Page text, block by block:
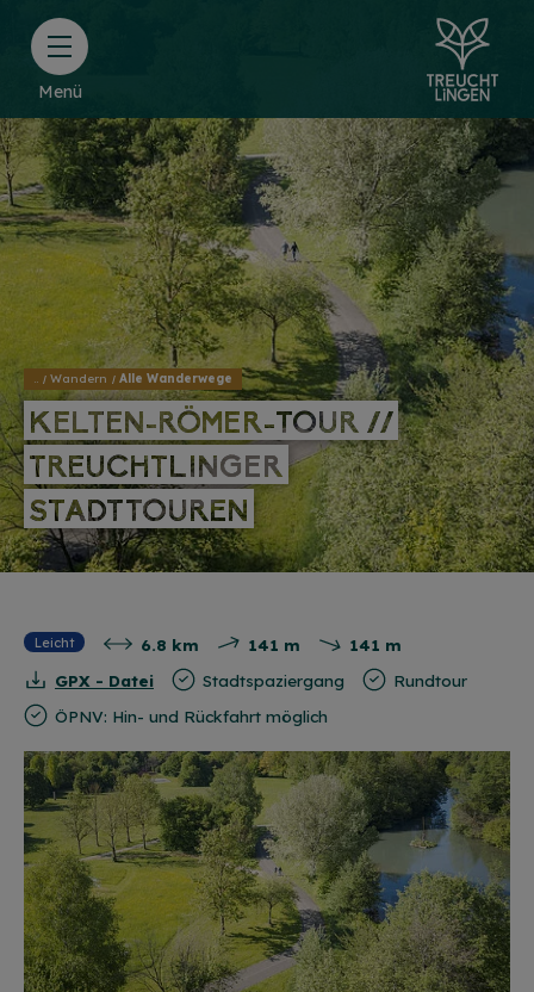
Menü
.. Wandern Alle Wanderwege
KELTEN-RÖMER-TOUR //
TREUCHTLINGER
STADTTOUREN
KELTEN-RÖMER-TOUR //
TREUCHTLINGER
STADTTOUREN
Leicht 6.8 km 141 m
141 m
GPX - Datei
Stadtspaziergang
Rundtour
ÖPNV: Hin- und Rückfahrt möglich